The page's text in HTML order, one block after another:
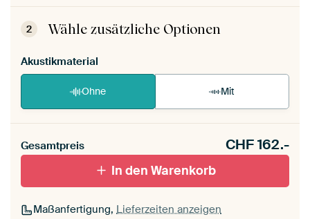
Dein ArtFrame ist im Handumdrehen
aufgebaut.Montageanleitung ansehen
2 Wähle zusätzliche Optionen
Akustikmaterial
Ohne Mit
Gesamtpreis CHF162.-
In den Warenkorb
Maßanfertigung, Lieferzeiten anzeigen